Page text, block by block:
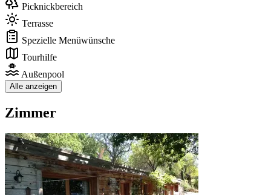
Picknickbereich
Terrasse
Spezielle Menüwünsche
Tourhilfe
Außenpool
Alle anzeigen
Zimmer